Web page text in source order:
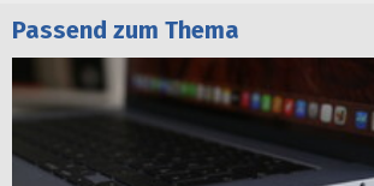
Passend zum Thema